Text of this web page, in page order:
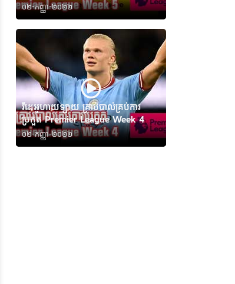
០២-កញ្ញា-២០២២
វីដេអូហាយឡាយ គ្រាប់បាល់គ្រប់ការ
ប្រកួត Premier League Week 4
០២-កញ្ញា-២០២២